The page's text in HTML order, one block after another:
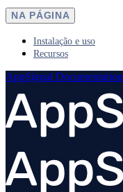
NA PÁGINA
Instalação e uso
Recursos
AppSignal Documentation